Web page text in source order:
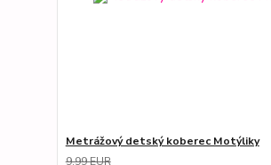
Metrážový detský koberec Motýliky
9,99 EUR